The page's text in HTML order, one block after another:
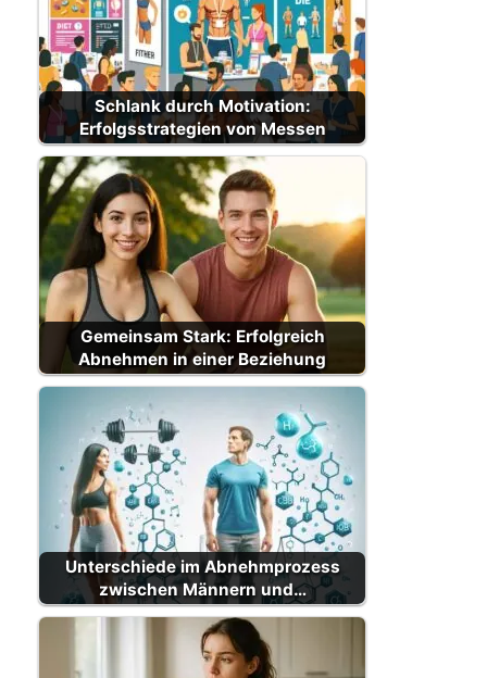
Schlank durch Motivation:
Erfolgsstrategien von Messen
Gemeinsam Stark: Erfolgreich
Abnehmen in einer Beziehung
Unterschiede im Abnehmprozess
zwischen Männern und…